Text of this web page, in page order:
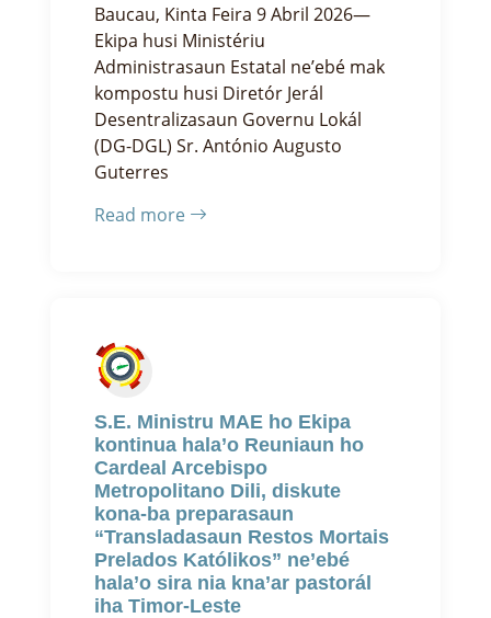
Baucau, Kinta Feira 9 Abril 2026—
Ekipa husi Ministériu
Administrasaun Estatal ne’ebé mak
kompostu husi Diretór Jerál
Desentralizasaun Governu Lokál
(DG-DGL) Sr. António Augusto
Guterres
Read more
S.E. Ministru MAE ho Ekipa
kontinua hala’o Reuniaun ho
Cardeal Arcebispo
Metropolitano Dili, diskute
kona-ba preparasaun
“Transladasaun Restos Mortais
Prelados Katólikos” ne’ebé
hala’o sira nia kna’ar pastorál
iha Timor-Leste